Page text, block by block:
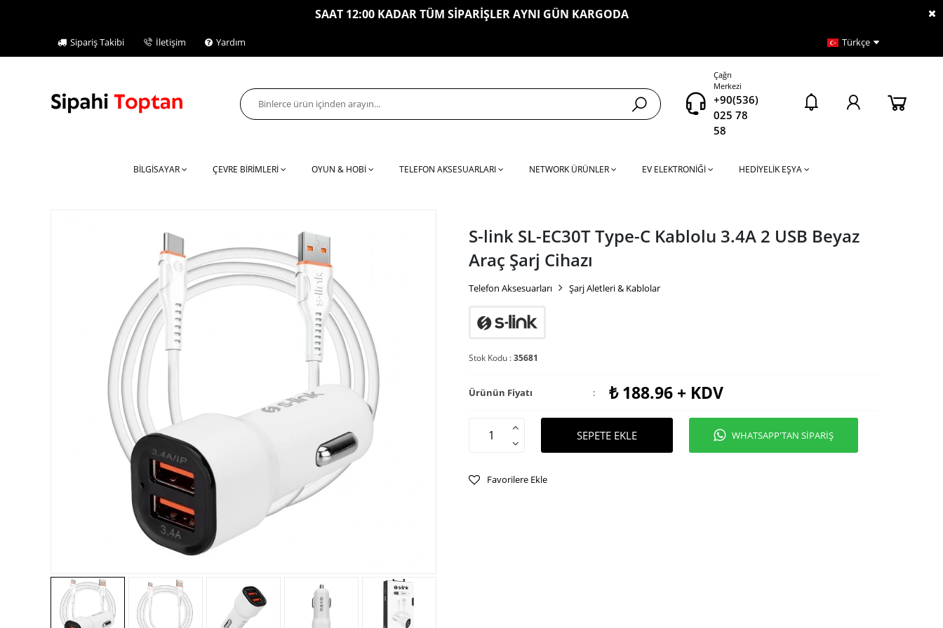
SAAT 12:00 KADAR TÜM SİPARİŞLER AYNI GÜN KARGODA
Sipariş Takibi İletişim Yardım Türkçe
Çağrı
Merkezi
+90(536)
025 78
58
BİLGİSAYAR ÇEVRE BİRİMLERİ OYUN & HOBİ TELEFON AKSESUARLARI NETWORK ÜRÜNLER EV ELEKTRONİĞİ HEDİYELİK EŞYA
S-link SL-EC30T Type-C Kablolu 3.4A 2 USB Beyaz
Araç Şarj Cihazı
Telefon Aksesuarları Şarj Aletleri & Kablolar
Stok Kodu :35681
Ürünün Fiyatı : ₺188.96 + KDV
SEPETE EKLE WHATSAPP'TAN SİPARİŞ
Favorilere Ekle